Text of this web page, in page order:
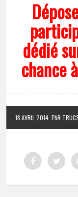
dédié
chance
18 AVRIL 2014 PAR